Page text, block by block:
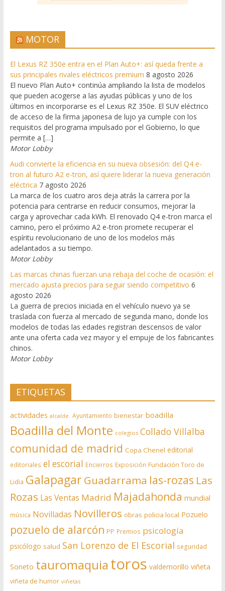
MOTOR
El Lexus RZ 350e entra en el Plan Auto+: así queda frente a
sus principales rivales eléctricos premium 8 agosto 2026
El nuevo Plan Auto+ continúa ampliando la lista de modelos
que pueden acogerse a las ayudas públicas y uno de los
últimos en incorporarse es el Lexus RZ 350e. El SUV eléctrico
de acceso de la firma japonesa de lujo ya cumple con los
requisitos del programa impulsado por el Gobierno, lo que
permite a […]
Motor Lobby
Audi convierte la eficiencia en su nueva obsesión: del Q4 e-
tron al futuro A2 e-tron, así quiere liderar la nueva generación
eléctrica 7 agosto 2026
La marca de los cuatro aros deja atrás la carrera por la
potencia para centrarse en reducir consumos, mejorar la
carga y aprovechar cada kWh. El renovado Q4 e-tron marca el
camino, pero el próximo A2 e-tron promete recuperar el
espíritu revolucionario de uno de los modelos más
adelantados a su tiempo.
Motor Lobby
Las marcas chinas fuerzan una rebaja del coche de ocasión: el
mercado ajusta precios para seguir siendo competitivo 6
agosto 2026
La guerra de precios iniciada en el vehículo nuevo ya se
traslada con fuerza al mercado de segunda mano, donde los
modelos de todas las edades registran descensos de valor
ante una oferta cada vez mayor y el empuje de los fabricantes
chinos.
Motor Lobby
ETIQUETAS
actividades alcalde. Ayuntamiento bienestar boadilla
Boadilla del Monte colegios Collado Villalba
comunidad de madrid Copa Chenel editorial
editoriales el escorial Encierros Exposición Fundación Toro de
Lidia Galapagar Guadarrama las-rozas Las
Rozas Las Ventas Madrid Majadahonda mundial
música Novilladas Novilleros obras policia local Pozuelo
pozuelo de alarcón PP Premios psicología
psicólogo salud San Lorenzo de El Escorial seguridad
Soneto tauromaquia toros valdemorillo viñeta
viñeta de humor viñetas